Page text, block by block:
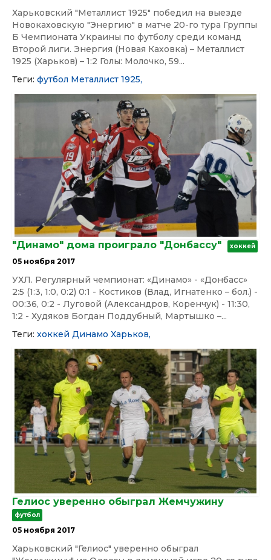
Харьковский "Металлист 1925" победил на выезде
Новокаховскую "Энергию" в матче 20-го тура Группы
Б Чемпионата Украины по футболу среди команд
Второй лиги. Энергия (Новая Каховка) – Металлист
1925 (Харьков) – 1:2 Голы: Молочко, 59...
Теги: футбол Металлист 1925,
"Динамо" дома проиграло "Донбассу" хоккей
05 ноября 2017
УХЛ. Регулярный чемпионат: «Динамо» - «Донбасс»
2:5 (1:3, 1:0, 0:2) 0:1 - Костиков (Влад, Игнатенко – бол.) -
00:36, 0:2 - Луговой (Александров, Коренчук) - 11:30,
1:2 - Худяков Богдан Поддубный, Мартышко –...
Теги: хоккей Динамо Харьков,
Гелиос уверенно обыграл Жемчужину
футбол
05 ноября 2017
Харьковский "Гелиос" уверенно обыграл